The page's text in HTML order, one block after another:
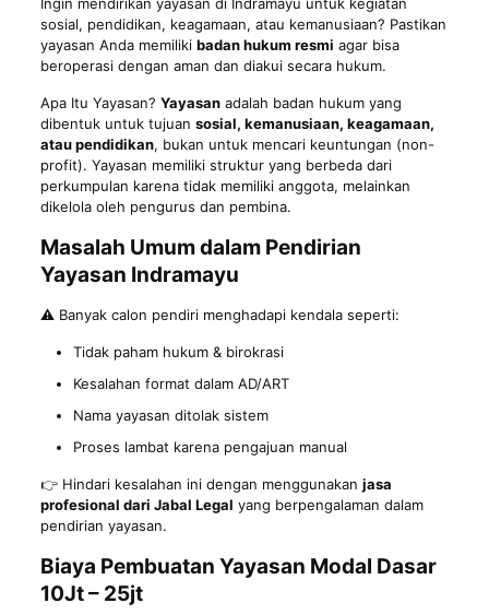
sosial, pendidikan, keagamaan, atau kemanusiaan? Pastikan
yayasan Anda memiliki badan hukum resmi agar bisa
beroperasi dengan aman dan diakui secara hukum.
Apa Itu Yayasan? Yayasanadalah badan hukum yang
dibentuk untuk tujuan sosial, kemanusiaan, keagamaan,
atau pendidikan, bukan untuk mencari keuntungan (non-
profit). Yayasan memiliki struktur yang berbeda dari
perkumpulan karena tidak memiliki anggota, melainkan
dikelola oleh pengurus dan pembina.
Masalah Umum dalam Pendirian
Yayasan Indramayu
⚠️ Banyak calon pendiri menghadapi kendala seperti:
Tidak paham hukum & birokrasi
Kesalahan format dalam AD/ART
Nama yayasan ditolak sistem
Proses lambat karena pengajuan manual
👉 Hindari kesalahan ini dengan menggunakan jasa
profesional dari Jabal Legal yang berpengalaman dalam
pendirian yayasan.
Biaya Pembuatan Yayasan Modal Dasar
10Jt – 25jt